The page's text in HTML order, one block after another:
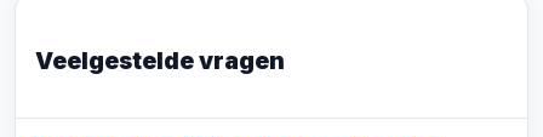
Veelgestelde vragen